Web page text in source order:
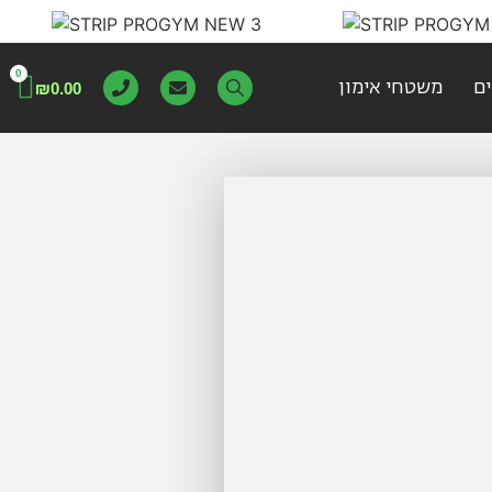
משטחי אימון ₪0.00
0